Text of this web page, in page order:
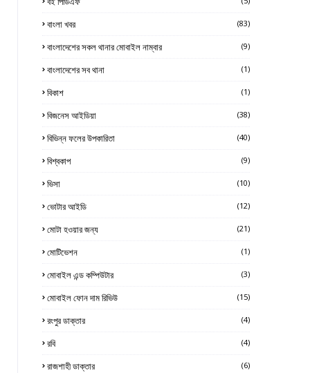
বাংলা খবর (83)
বাংলাদেশের সকল থানার মোবাইল নাম্বার (9)
বাংলাদেশের সব থানা (1)
বিকাশ (1)
বিজনেস আইডিয়া (38)
বিভিন্ন ফলের উপকারিতা (40)
বিশ্বকাপ (9)
ভিসা (10)
ভোটার আইডি (12)
মোটা হওয়ার জন্য (21)
মোটিভেশন (1)
মোবাইল এন্ড কম্পিউটার (3)
মোবাইল ফোন দাম রিভিউ (15)
রংপুর ডাক্তার (4)
রবি (4)
রাজশাহী ডাক্তার (6)